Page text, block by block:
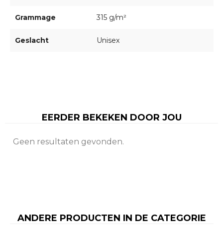
Grammage 315 g/m²
Geslacht Unisex
EERDER BEKEKEN DOOR JOU
Geen resultaten gevonden.
ANDERE PRODUCTEN IN DE CATEGORIE